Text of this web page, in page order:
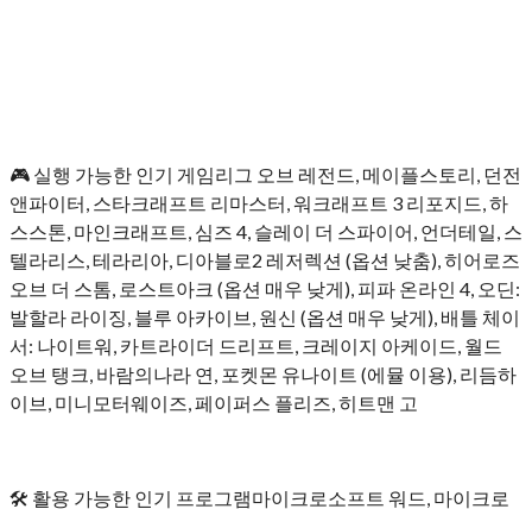
🎮 실행 가능한 인기 게임리그 오브 레전드, 메이플스토리, 던전
앤파이터, 스타크래프트 리마스터, 워크래프트 3 리포지드, 하
스스톤, 마인크래프트, 심즈 4, 슬레이 더 스파이어, 언더테일, 스
텔라리스, 테라리아, 디아블로2 레저렉션 (옵션 낮춤), 히어로즈
오브 더 스톰, 로스트아크 (옵션 매우 낮게), 피파 온라인 4, 오딘:
발할라 라이징, 블루 아카이브, 원신 (옵션 매우 낮게), 배틀 체이
서: 나이트워, 카트라이더 드리프트, 크레이지 아케이드, 월드
오브 탱크, 바람의나라 연, 포켓몬 유나이트 (에뮬 이용), 리듬하
이브, 미니모터웨이즈, 페이퍼스 플리즈, 히트맨 고
🛠️ 활용 가능한 인기 프로그램마이크로소프트 워드, 마이크로